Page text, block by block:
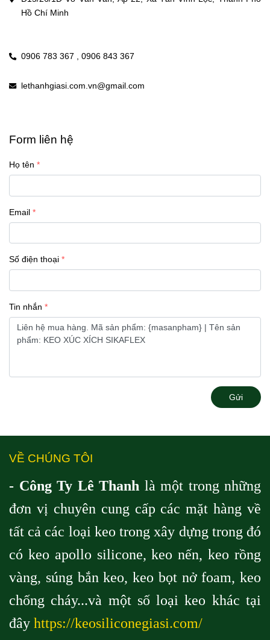
Hồ Chí Minh
0906 783 367 , 0906 843 367
lethanhgiasi.com.vn@gmail.com
Form liên hệ
Họ tên
Email
Số điện thoại
Tin nhắn
Gửi
VỀ CHÚNG TÔI
- Công Ty Lê Thanh là một trong những
đơn vị chuyên cung cấp các mặt hàng về
tất cả các loại keo trong xây dựng trong đó
có keo apollo silicone, keo nến, keo rồng
vàng, súng bắn keo, keo bọt nở foam, keo
chống cháy...và một số loại keo khác tại
đây https://keosiliconegiasi.com/